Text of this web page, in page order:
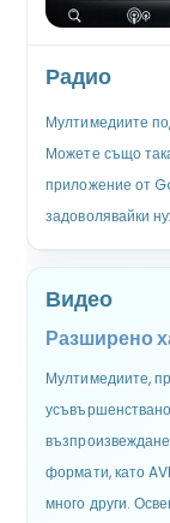
Радио
Мултимедиите
Можете също
приложение от
задоволявайки
Видео
Разширено
Мултимедиите,
формати, като
много други.